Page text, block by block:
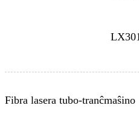
Fibra lasera tubo-tranĉmaŝino